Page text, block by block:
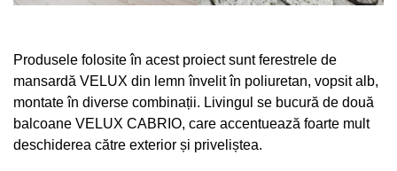
Produsele folosite în acest proiect sunt ferestrele de
mansardă VELUX din lemn învelit în poliuretan, vopsit alb,
montate în diverse combinații. Livingul se bucură de două
balcoane VELUX CABRIO, care accentuează foarte mult
deschiderea către exterior și priveliștea.